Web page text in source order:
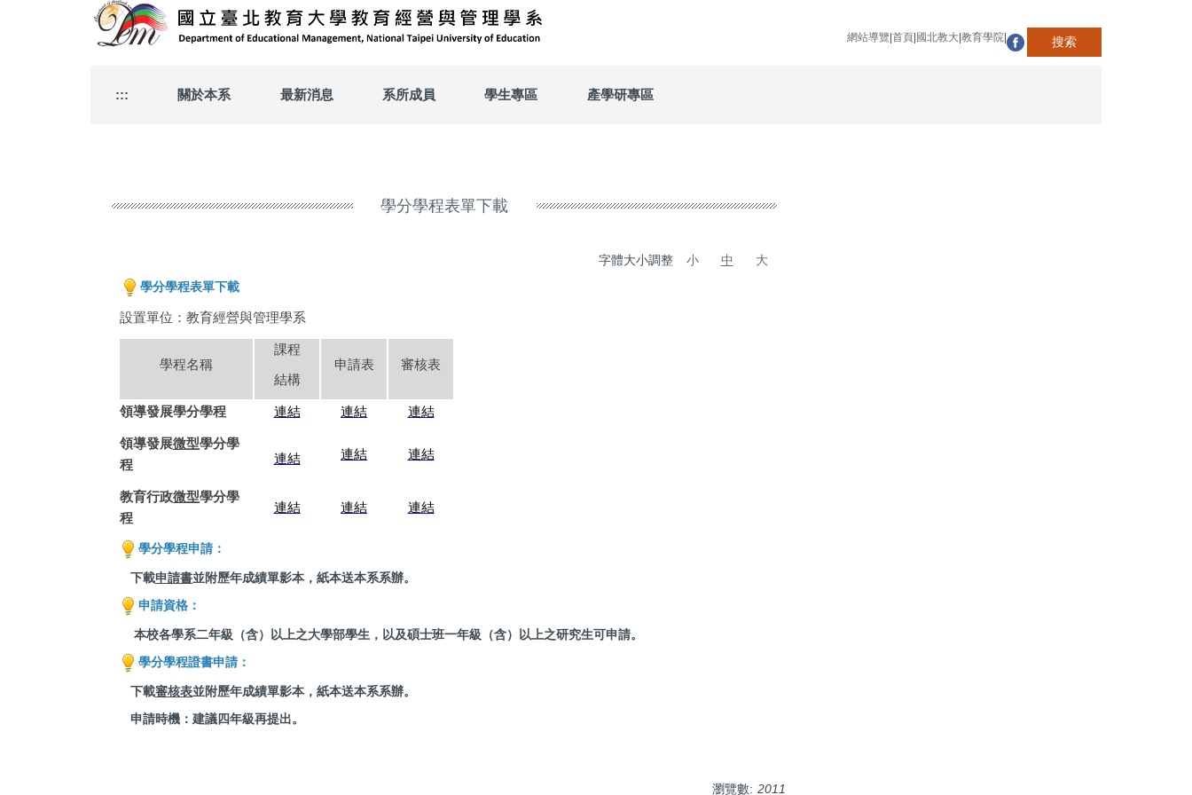
網站導覽 首頁 國北教大 教育學院 搜索
::: 關於本系 最新消息 系所成員 學生專區 產學研專區
學分學程表單下載
字體大小調整 小 中
大
學分學程表單下載
設置單位：教育經營與管理學系
學程名稱
課程
結構
申請表 審核表
領導發展學分學程 連結 連結 連結
領導發展微型學分學
程
連結 連結 連結
教育行政微型學分學
程
連結 連結 連結
學分學程申請：
下載申請書並附歷年成績單影本，紙本送本系系辦。
申請資格：
本校各學系二年級（含）以上之大學部學生，以及碩士班一年級（含）以上之研究生可申請。
學分學程證書申請：
下載審核表並附歷年成績單影本，紙本送本系系辦。
申請時機：建議四年級再提出。
瀏覽數: 2011